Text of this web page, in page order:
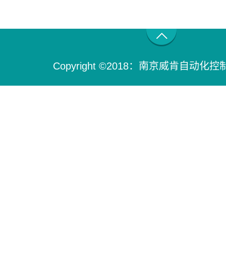
Copyright ©2018：南京威肯自动化控